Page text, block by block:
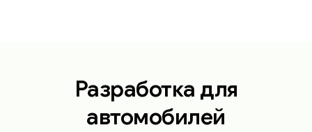
Разработка для
автомобилей